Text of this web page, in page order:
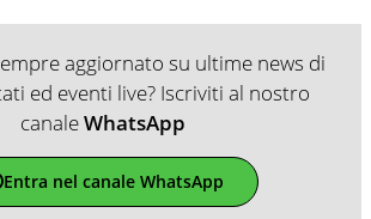
aggiornato su ultime news di
ed eventi live? Iscriviti al nostro
canaleWhatsApp
Entra nel canale WhatsApp